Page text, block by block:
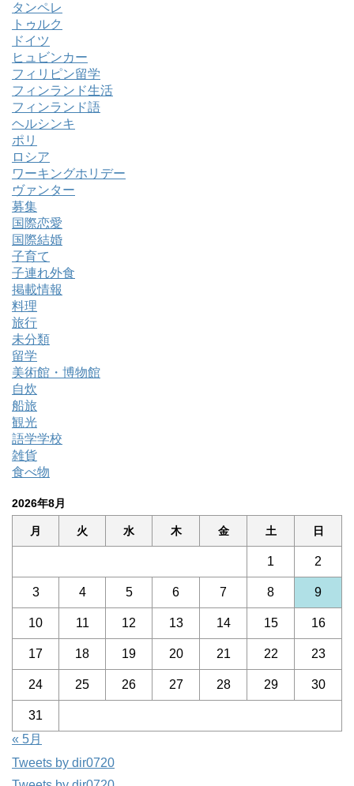
タンペレ
トゥルク
ドイツ
ヒュビンカー
フィリピン留学
フィンランド生活
フィンランド語
ヘルシンキ
ポリ
ロシア
ワーキングホリデー
ヴァンター
募集
国際恋愛
国際結婚
子育て
子連れ外食
掲載情報
料理
旅行
未分類
留学
美術館・博物館
自炊
船旅
観光
語学学校
雑貨
食べ物
2026年8月
月 火 水 木 金 土 日
1 2
3 4 5 6 7 8 9
10 11 12 13 14 15 16
17 18 19 20 21 22 23
24 25 26 27 28 29 30
31
« 5月
Tweets by dir0720